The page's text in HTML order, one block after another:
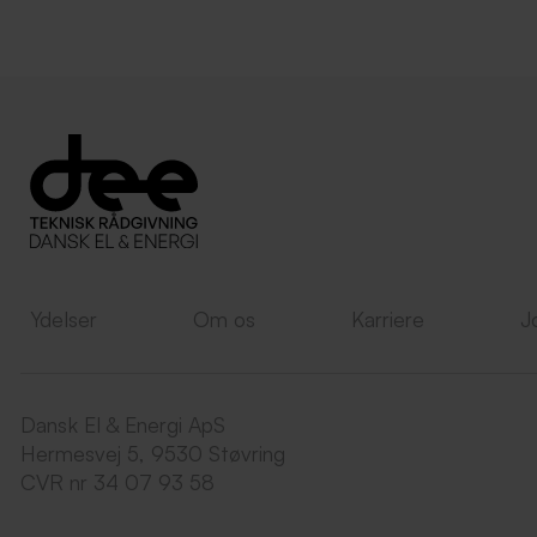
Ydelser Om os Karriere
Dansk El & Energi ApS
Hermesvej 5, 9530 Støvring
CVR nr 34 07 93 58